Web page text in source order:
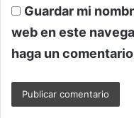
Guardar mi
web en este
haga un